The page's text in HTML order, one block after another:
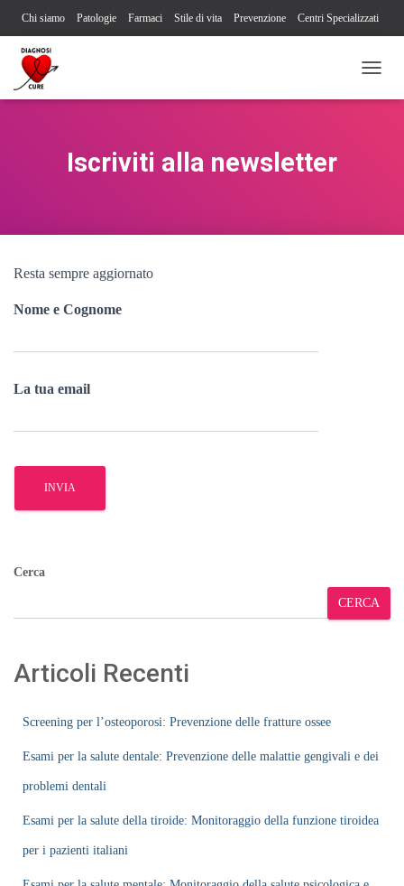
Chi siamo Patologie Farmaci Stile di vita Prevenzione Centri Specializzati
Associazioni Pazienti
A
N
Iscriviti alla newsletter
Resta sempre aggiornato
Nome e Cognome
La tua email
Cerca
CERCA
Articoli Recenti
Screening per l’osteoporosi: Prevenzione delle fratture ossee
Esami per la salute dentale: Prevenzione delle malattie gengivali e dei
problemi dentali
Esami per la salute della tiroide: Monitoraggio della funzione tiroidea
per i pazienti italiani